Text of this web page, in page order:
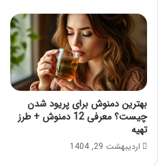
بهترین دمنوش برای پریود شدن
چیست؟ معرفی 12 دمنوش + طرز
تهیه
اردیبهشت 29, 1404